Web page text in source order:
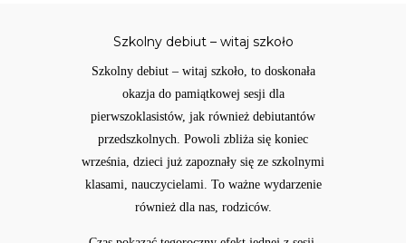
Szkolny debiut – witaj szkoło
Szkolny debiut – witaj szkoło, to doskonała
okazja do pamiątkowej sesji dla
pierwszoklasistów, jak również debiutantów
przedszkolnych. Powoli zbliża się koniec
września, dzieci już zapoznały się ze szkolnymi
klasami, nauczycielami. To ważne wydarzenie
również dla nas, rodziców.